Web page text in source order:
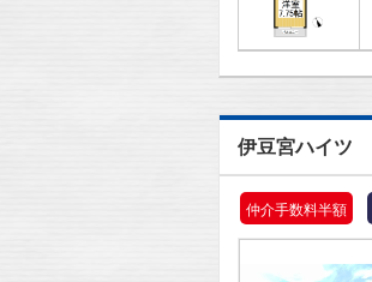
伊豆宮ハイツ
仲介手数料半額